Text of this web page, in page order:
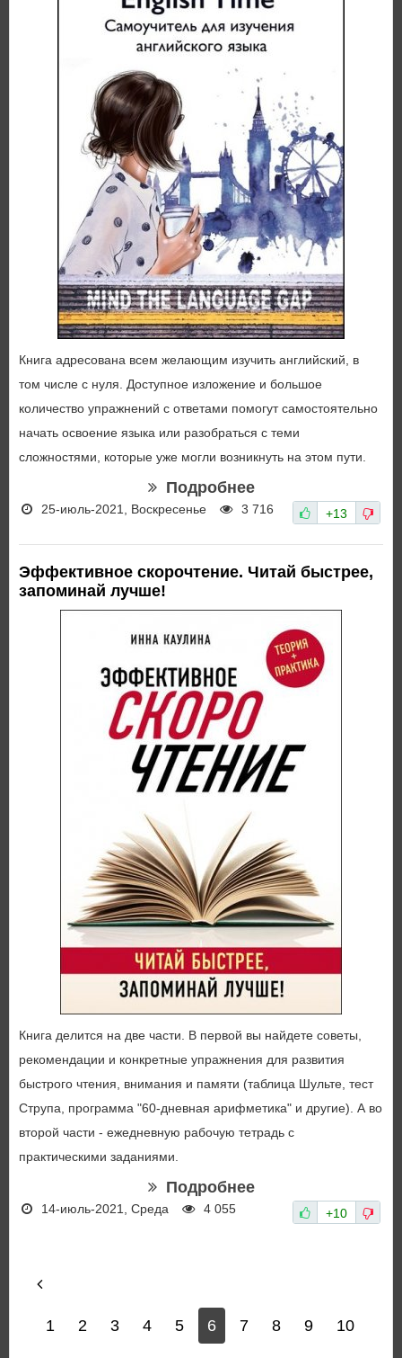
Книга адресована всем желающим изучить английский, в
том числе с нуля. Доступное изложение и большое
количество упражнений с ответами помогут самостоятельно
начать освоение языка или разобраться с теми
сложностями, которые уже могли возникнуть на этом пути.
Подробнее
25-июль-2021, Воскресенье 3 716 +13
Эффективное скорочтение. Читай быстрее,
запоминай лучше!
Книга делится на две части. В первой вы найдете советы,
рекомендации и конкретные упражнения для развития
быстрого чтения, внимания и памяти (таблица Шульте, тест
Струпа, программа "60-дневная арифметика" и другие). А во
второй части - ежедневную рабочую тетрадь с
практическими заданиями.
Подробнее
14-июль-2021, Среда 4 055 +10
1 2 3 4 5 6 7 8 9 10